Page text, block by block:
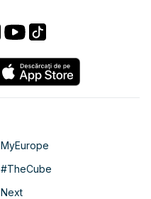
MyEurope
#TheCube
Next